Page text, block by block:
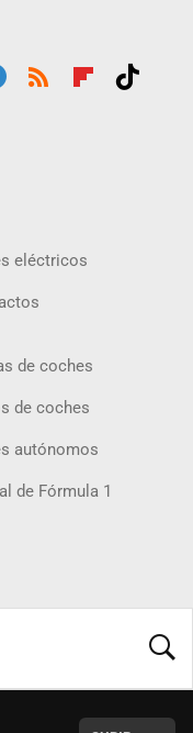
eléctricos
de coches
de coches
autónomos
de Fórmula 1